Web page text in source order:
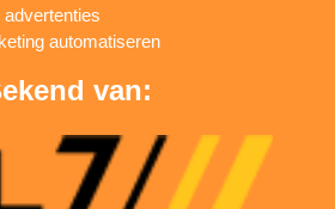
advertenties
automatiseren
van: